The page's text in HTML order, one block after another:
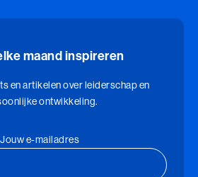
Compact
maand inspireren
en artikelen over leiderschap en
ontwikkeling.
Jouw e-mailadres